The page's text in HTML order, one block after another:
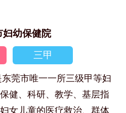
妇幼保健院
三甲
莞市唯一一所三级甲等妇
健、科研、教学、基层指
女儿童的医疗救治、群体